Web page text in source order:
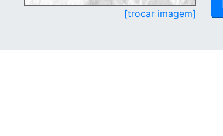
[trocar imagem]